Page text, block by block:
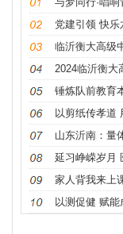
党建引领 快乐
以剪纸传孝道
延习峥嵘岁月
家人背我来上
以测促健 赋能